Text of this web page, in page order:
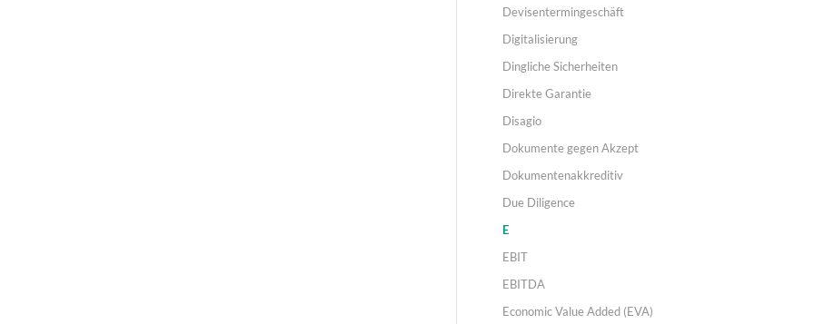
Devisentermingeschäft
Digitalisierung
Dingliche Sicherheiten
Direkte Garantie
Disagio
Dokumente gegen Akzept
Dokumentenakkreditiv
Due Diligence
E
EBIT
EBITDA
Economic Value Added (EVA)